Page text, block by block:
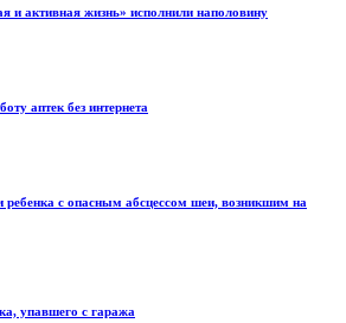
и активная жизнь» исполнили наполовину
аптек без интернета
с опасным абсцессом шеи, возникшим на
упавшего с гаража